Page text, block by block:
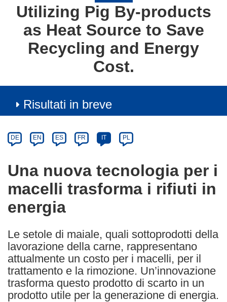
Utilizing Pig By-products
as Heat Source to Save
Recycling and Energy
Cost.
Risultati in breve
Category
Article
available
the
following
languages:
DE EN ES FR IT PL
Una nuova tecnologia per i
macelli trasforma i rifiuti in
energia
Le setole di maiale, quali sottoprodotti della
lavorazione della carne, rappresentano
attualmente un costo per i macelli, per il
trattamento e la rimozione. Un’innovazione
trasforma questo prodotto di scarto in un
prodotto utile per la generazione di energia.